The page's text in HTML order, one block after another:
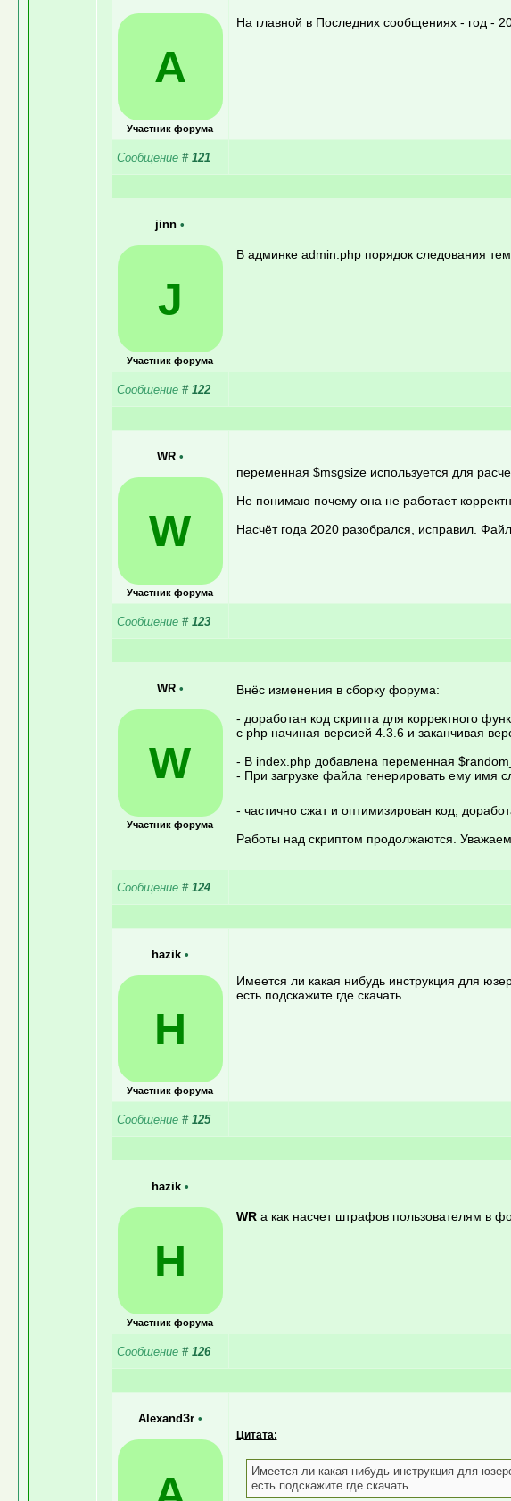
A
Участник форума
На главной в Последних сообщениях - год -
Сообщение # 121
jinn •
J
Участник форума
В админке admin.php порядок следования
Сообщение # 122
WR •
W
Участник форума
переменная $msgsize используется для
Не понимаю почему она не работает
Насчёт года 2020 разобрался, исправил.
Сообщение # 123
WR •
W
Участник форума
Внёс изменения в сборку форума:
- доработан код скрипта для корректного
с php начиная версией 4.3.6 и заканчивая
- В index.php добавлена переменная
- При загрузке файла генерировать ему имя
- частично сжат и оптимизирован код,
Работы над скриптом продолжаются.
Сообщение # 124
hazik •
H
Участник форума
Имеется ли какая нибудь инструкция для
есть подскажите где скачать.
Сообщение # 125
hazik •
H
Участник форума
WR а как насчет штрафов пользователям в
Сообщение # 126
AlexandЗr •
Цитата:
Имеется ли какая нибудь инструкция для
есть подскажите где скачать.